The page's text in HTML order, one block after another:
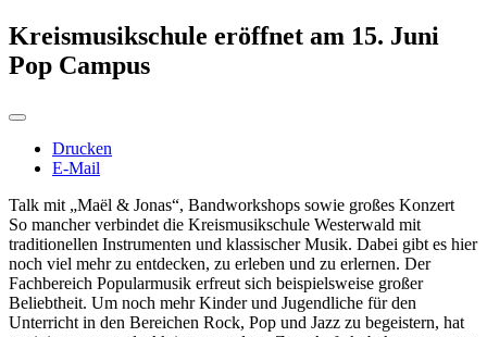
Kreismusikschule eröffnet am 15. Juni
Pop Campus
Drucken
E-Mail
Talk mit „Maël & Jonas“, Bandworkshops sowie großes Konzert
So mancher verbindet die Kreismusikschule Westerwald mit
traditionellen Instrumenten und klassischer Musik. Dabei gibt es hier
noch viel mehr zu entdecken, zu erleben und zu erlernen. Der
Fachbereich Popularmusik erfreut sich beispielsweise großer
Beliebtheit. Um noch mehr Kinder und Jugendliche für den
Unterricht in den Bereichen Rock, Pop und Jazz zu begeistern, hat